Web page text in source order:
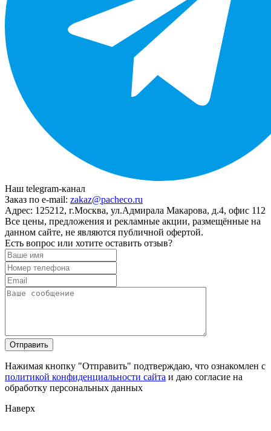
Наш telegram-канал
Заказ по e-mail: zakaz@pacheco.ru
Адрес: 125212, г.Москва, ул.Адмирала Макарова, д.4, офис 112
Все цены, предложения и рекламные акции, размещённые на
данном сайте, не являются публичной офертой.
Есть вопрос или хотите оставить отзыв?
Нажимая кнопку "Отправить" подтверждаю, что ознакомлен с
политикой конфиденциальности сайта и даю согласие на
обработку персональных данных
Наверх